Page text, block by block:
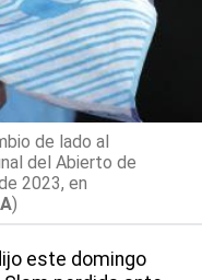
de lado al
del Abierto de
2023, en
)
este domingo